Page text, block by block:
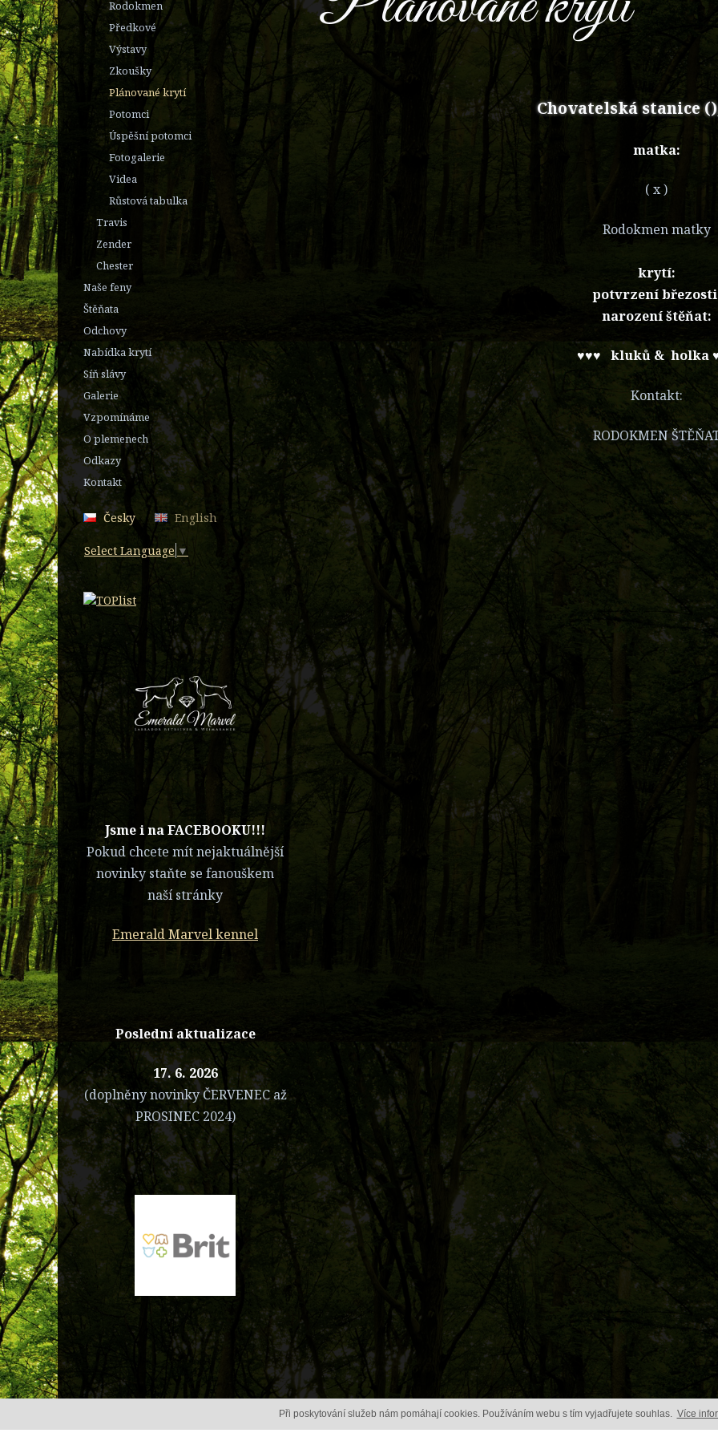
Rodokmen
Předkové
Výstavy
Zkoušky
Plánované krytí
Potomci
Úspěšní potomci
Fotogalerie
Videa
Růstová tabulka
Travis
Zender
Chester
Naše feny
Štěňata
Odchovy
Nabídka krytí
Síň slávy
Galerie
Vzpomínáme
O plemenech
Odkazy
Kontakt
Česky English
Select Language ▼
​Jsme i na FACEBOOKU!!!
Pokud chcete mít nejaktuálnější
novinky staňte se fanouškem
naší stránky
Emerald Marvel kennel
Poslední aktualizace
17. 6. 2026
(doplněny novinky ČERVENEC až
PROSINEC 2024)
Chovatelská stanice
matka:
( x )
Rodokmen matky
krytí:
potvrzení
narození štěňat:
♥♥♥ kluků & holka
Kontakt:
RODOKMEN
Při poskytování služeb nám pomáhají cookies. Používáním webu s tím vyjadřujete souhlas. Více